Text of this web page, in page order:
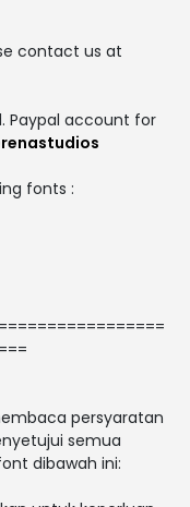
contact us at
Paypal account for
fonts :
persyaratan
semua
dibawah ini: